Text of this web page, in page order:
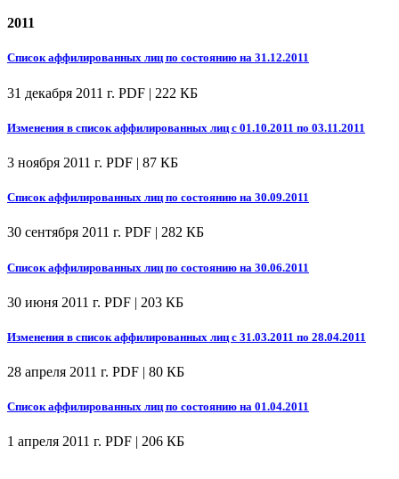
2011
Список аффилированных лиц по состоянию на 31.12.2011
31 декабря 2011 г. PDF | 222 КБ
Изменения в список аффилированных лиц с 01.10.2011 по 03.11.2011
3 ноября 2011 г. PDF | 87 КБ
Список аффилированных лиц по состоянию на 30.09.2011
30 сентября 2011 г. PDF | 282 КБ
Список аффилированных лиц по состоянию на 30.06.2011
30 июня 2011 г. PDF | 203 КБ
Изменения в список аффилированных лиц с 31.03.2011 по 28.04.2011
28 апреля 2011 г. PDF | 80 КБ
Список аффилированных лиц по состоянию на 01.04.2011
1 апреля 2011 г. PDF | 206 КБ